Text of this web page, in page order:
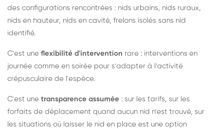
des configurations rencontrées : nids urbains, nids ruraux,
nids en hauteur, nids en cavité, frelons isolés sans nid
identifié.
C'est une flexibilité d'intervention rare : interventions en
journée comme en soirée pour s'adapter à l'activité
crépusculaire de l'espèce.
C'est une transparence assumée : sur les tarifs, sur les
forfaits de déplacement quand aucun nid n'est trouvé, sur
les situations où laisser le nid en place est une option